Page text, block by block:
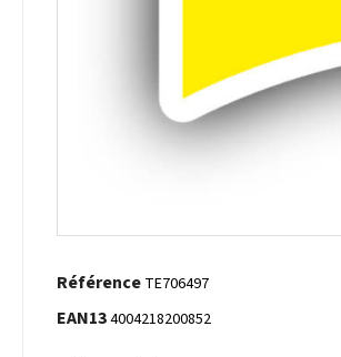
Référence TE706497
EAN134004218200852